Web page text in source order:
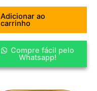
Adicionar ao
carrinho
Compre fácil pelo
Whatsapp!